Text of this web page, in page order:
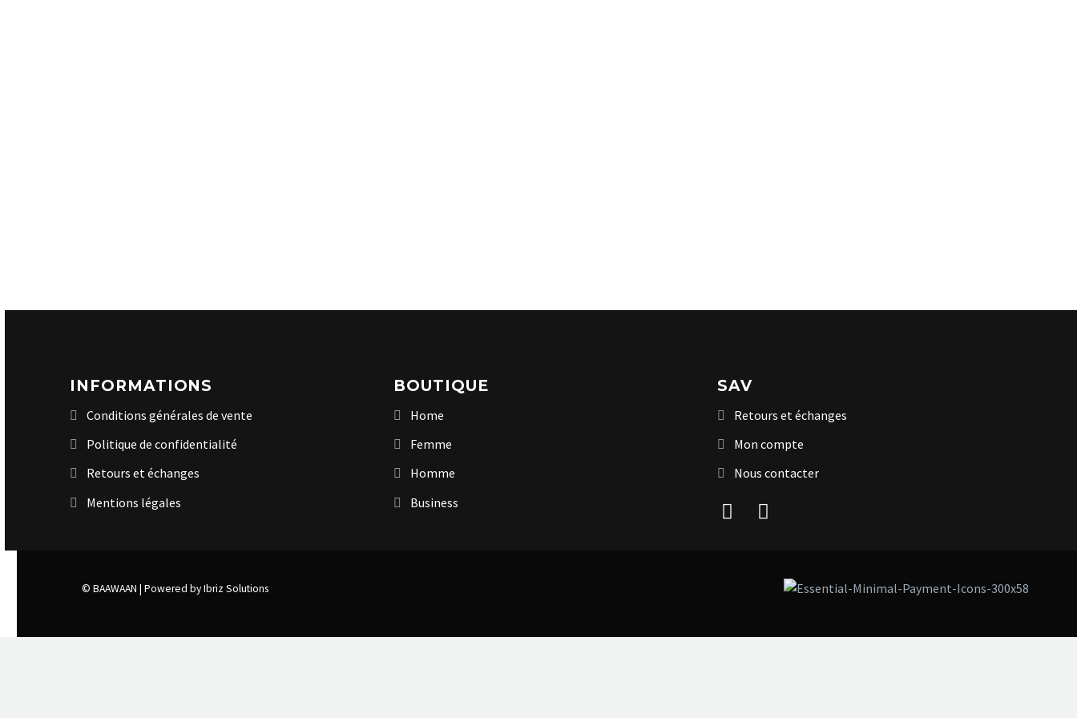
INFORMATIONS
Conditions générales de vente
Politique de confidentialité
Retours et échanges
Mentions légales
BOUTIQUE
Home
Femme
Homme
Business
SAV
Retours et échanges
Mon compte
Nous contacter
© BAAWAAN | Powered by Ibriz Solutions